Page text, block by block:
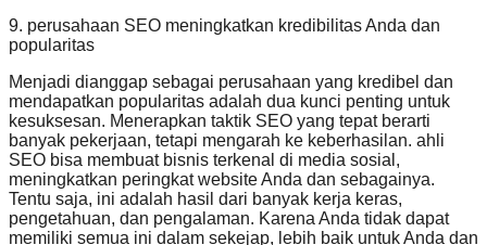
9. perusahaan SEO meningkatkan kredibilitas Anda dan
popularitas
Menjadi dianggap sebagai perusahaan yang kredibel dan
mendapatkan popularitas adalah dua kunci penting untuk
kesuksesan. Menerapkan taktik SEO yang tepat berarti
banyak pekerjaan, tetapi mengarah ke keberhasilan. ahli
SEO bisa membuat bisnis terkenal di media sosial,
meningkatkan peringkat website Anda dan sebagainya.
Tentu saja, ini adalah hasil dari banyak kerja keras,
pengetahuan, dan pengalaman. Karena Anda tidak dapat
memiliki semua ini dalam sekejap, lebih baik untuk Anda dan